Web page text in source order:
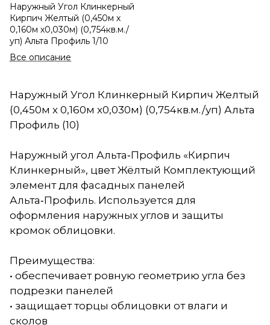
Наружный Угол Клинкерный
Кирпич Желтый (0,450м х
0,160м х0,030м) (0,754кв.м./
уп) Альта Профиль 1/10
Все описание
Наружный Угол Клинкерный Кирпич Желтый
(0,450м х 0,160м х0,030м) (0,754кв.м./уп) Альта
Профиль (10)
Наружный угол Альта‑Профиль «Кирпич
Клинкерный», цвет Жёлтый Комплектующий
элемент для фасадных панелей
Альта‑Профиль. Используется для
оформления наружных углов и защиты
кромок облицовки.
Преимущества:
• обеспечивает ровную геометрию угла без
подрезки панелей
• защищает торцы облицовки от влаги и
сколов